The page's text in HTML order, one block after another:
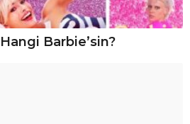
Barbie’sin?